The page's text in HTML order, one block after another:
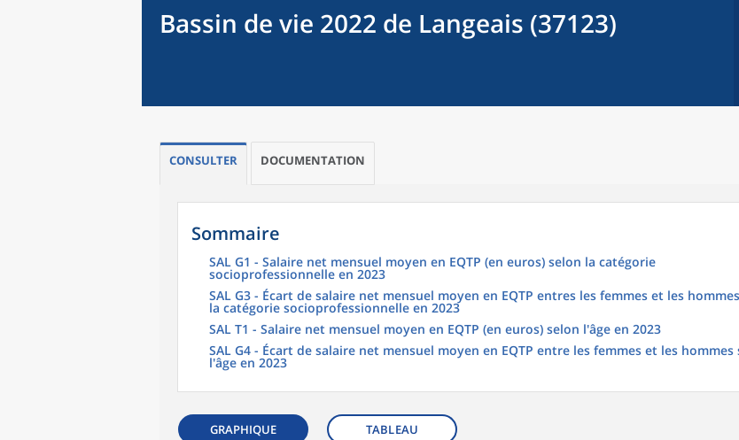
Bassin de vie 2022 de Langeais (37123)
CONSULTER DOCUMENTATION
Sommaire
SAL G1 - Salaire net mensuel moyen en EQTP (en euros) selon la catégorie
socioprofessionnelle en 2023
SAL G3 - Écart de salaire net mensuel moyen en EQTP entres les femmes et les
la catégorie socioprofessionnelle en 2023
SAL T1 - Salaire net mensuel moyen en EQTP (en euros) selon l'âge en 2023
SAL G4 - Écart de salaire net mensuel moyen en EQTP entre les femmes et les hommes
l'âge en 2023
GRAPHIQUE TABLEAU